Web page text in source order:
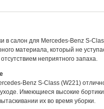
в салон для Mercedes-Benz S-
материала, который не
неприятного запаха.
Benz S-Class (W221)
Имеющиеся высокие бортики
их во время уборки.